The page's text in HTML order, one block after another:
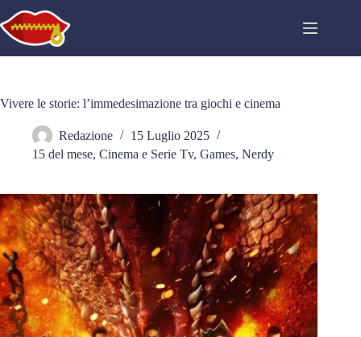
al
contenuto
Vivere le storie: l’immedesimazione tra giochi e cinema
Redazione
15 Luglio 2025
15 del mese, Cinema e Serie Tv, Games, Nerdy